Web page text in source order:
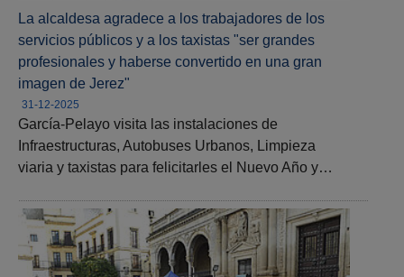
La alcaldesa agradece a los trabajadores de los
servicios públicos y a los taxistas "ser grandes
profesionales y haberse convertido en una gran
imagen de Jerez"
31-12-2025
García-Pelayo visita las instalaciones de
Infraestructuras, Autobuses Urbanos, Limpieza
viaria y taxistas para felicitarles el Nuevo Año y…